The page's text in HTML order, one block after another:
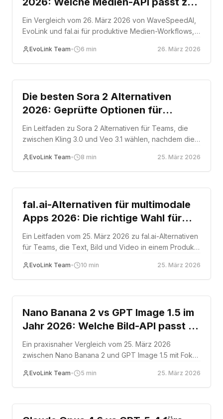
Produktionsteams?
Ein Vergleich vom 26. März 2026 von WaveSpeedAI,
EvoLink und fal.ai für produktive Medien-Workflows,
asynchrone Ausführung und Workflow-Eignung.
EvoLink Team• 6 min 26. März 2026
Comparison
Die besten Sora 2 Alternativen
2026: Geprüfte Optionen für
niedrigere Kosten, längere Clips und
nativen Sound
Ein Leitfaden zu Sora 2 Alternativen für Teams, die
zwischen Kling 3.0 und Veo 3.1 wählen, nachdem die
EvoLink Team• 8 min 25. März 2026
Comparison
fal.ai-Alternativen für multimodale
Apps 2026: Die richtige Wahl für
Text, Bild und Video
Ein Leitfaden vom 25. März 2026 zu fal.ai-Alternativen
für Teams, die Text, Bild und Video in einem Produkt-
EvoLink Team• 10 min 25. März 2026
Comparison
Nano Banana 2 vs GPT Image 1.5 im
Jahr 2026: Welche Bild-API passt zu
Ihrem Workflow?
Ein praxisnaher Vergleich vom 25. März 2026
zwischen Nano Banana 2 und GPT Image 1.5 mit Fokus
Workflow-Eignung.
EvoLink Team• 5 min 25. März 2026
Comparison